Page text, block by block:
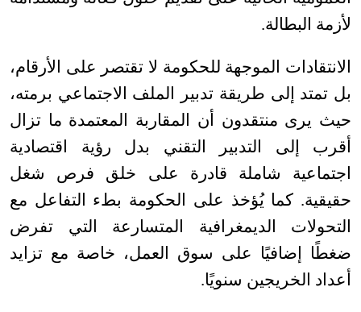
لأزمة البطالة.
الانتقادات الموجهة للحكومة لا تقتصر على الأرقام،
بل تمتد إلى طريقة تدبير الملف الاجتماعي برمته،
حيث يرى منتقدون أن المقاربة المعتمدة ما تزال
أقرب إلى التدبير التقني بدل رؤية اقتصادية
اجتماعية شاملة قادرة على خلق فرص شغل
حقيقية. كما يُؤخذ على الحكومة بطء التفاعل مع
التحولات الديمغرافية المتسارعة التي تفرض
ضغطًا إضافيًا على سوق العمل، خاصة مع تزايد
أعداد الخريجين سنويًا.